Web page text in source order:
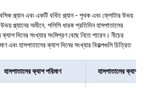
প্ল্যান এবং একটি বর্ধিত প্ল্যান - পৃথক এবং ফ্লোটার উভয়
প্ল্যানের অধীনে, পলিসি ধারক প্রতিদিন হাসপাতালের
দিনের সংখ্যার সংমিশ্রণ বেছে নিতে পারেন। নীচের
এবং হাসপাতালের ক্যাশ দিনের সংখ্যার বিকল্পগুলি চিত্রিত
হাসপাতালের ক্যাশ পরিমাণ হাসপাতালের ক্যাশ